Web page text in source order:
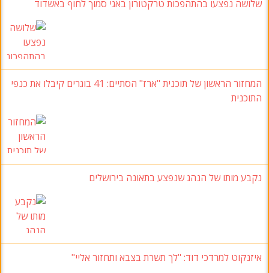
שלושה נפצעו בהתהפכות טרקטורון באגי סמוך לחוף באשדוד
המחזור הראשון של תוכנית "ארז" הסתיים: 41 בוגרים קיבלו את כנפי
התוכנית
נקבע מותו של הנהג שנפצע בתאונה בירושלים
איזנקוט למרדכי דוד: "לך תשרת בצבא ותחזור אליי"